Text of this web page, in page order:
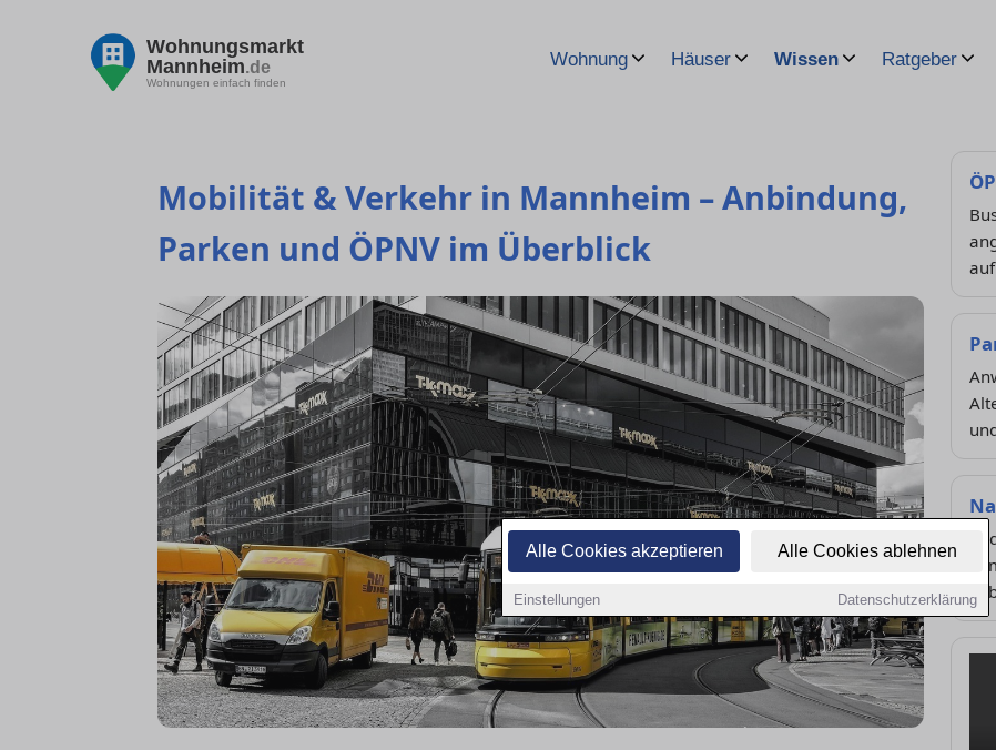
Alle Cookies akzeptieren Alle Cookies ablehnen
Einstellungen Datenschutzerklärung
Wohnungsmarkt
Mannheim.de
Wohnungen einfach finden
Wohnung Häuser Wissen Ratgeber
Mobilität & Verkehr in Mannheim – Anbindung,
Parken und ÖPNV im Überblick